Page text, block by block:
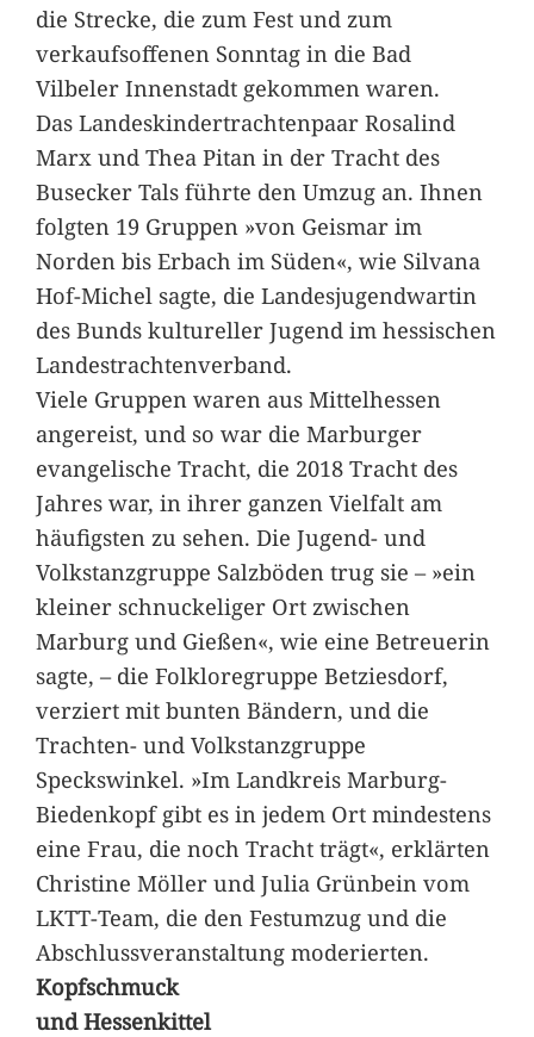
die Strecke, die zum Fest und zum
verkaufsoffenen Sonntag in die Bad
Vilbeler Innenstadt gekommen waren.
Das Landeskindertrachtenpaar Rosalind
Marx und Thea Pitan in der Tracht des
Busecker Tals führte den Umzug an. Ihnen
folgten 19 Gruppen »von Geismar im
Norden bis Erbach im Süden«, wie Silvana
Hof-Michel sagte, die Landesjugendwartin
des Bunds kultureller Jugend im hessischen
Landestrachtenverband.
Viele Gruppen waren aus Mittelhessen
angereist, und so war die Marburger
evangelische Tracht, die 2018 Tracht des
Jahres war, in ihrer ganzen Vielfalt am
häufigsten zu sehen. Die Jugend- und
Volkstanzgruppe Salzböden trug sie – »ein
kleiner schnuckeliger Ort zwischen
Marburg und Gießen«, wie eine Betreuerin
sagte, – die Folkloregruppe Betziesdorf,
verziert mit bunten Bändern, und die
Trachten- und Volkstanzgruppe
Speckswinkel. »Im Landkreis Marburg-
Biedenkopf gibt es in jedem Ort mindestens
eine Frau, die noch Tracht trägt«, erklärten
Christine Möller und Julia Grünbein vom
LKTT-Team, die den Festumzug und die
Abschlussveranstaltung moderierten.
Kopfschmuck
und Hessenkittel